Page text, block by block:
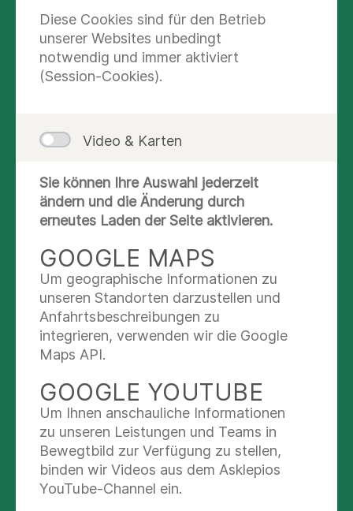
Erkrankungen des Patienten abgestimmt und
ergänzen somit die komplexe Behandlung
optimal.
Die Behandlungen werden in den Räumlichkeiten
Physiotherapie wohlfühlen, schaffen die modern
Gymnastikräume.
Wir helfen Ihnen, verloren gegangene motorische
Gleichgewichts zu beheben sowie pathologische
Bewegungsmuster zu vermeiden und den
Muskeltonus zu normalisieren.
Zum weiteren Therapiebereich gehören die
Behandlung von Wahrnehmungsstörungen, die
Durchführung von Entspannungstechniken, die
Atemtherapie, Rollstuhltraining und
Sensibilitätsschulungen. Ihre persönliche und
individuelle Betreuung liegt uns sehr am Herzen.
Auch im ambulanten Bereich
Diese Cookies sind für den Betrieb
unserer Websites unbedingt
notwendig und immer aktiviert
(Session-Cookies).
Video & Karten
Sie können Ihre Auswahl jederzeit
ändern und die Änderung durch
erneutes Laden der Seite aktivieren.
GOOGLE MAPS
Um geographische Informationen zu
unseren Standorten darzustellen und
Anfahrtsbeschreibungen zu
integrieren, verwenden wir die Google
Maps API.
GOOGLE YOUTUBE
Um Ihnen anschauliche Informationen
zu unseren Leistungen und Teams in
Bewegtbild zur Verfügung zu stellen,
binden wir Videos aus dem Asklepios
YouTube-Channel ein.